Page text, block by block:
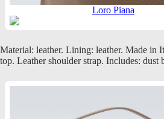
Loro Piana
Material: leather. Lining: leather. Made in
top. Leather shoulder strap. Includes: dust